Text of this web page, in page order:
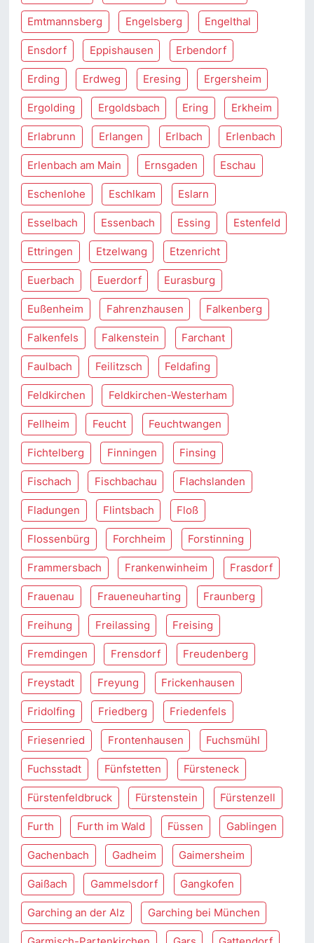
Emtmannsberg Engelsberg Engelthal
Ensdorf Eppishausen Erbendorf
Erding Erdweg Eresing Ergersheim
Ergolding Ergoldsbach Ering Erkheim
Erlabrunn Erlangen Erlbach Erlenbach
Erlenbach am Main Ernsgaden Eschau
Eschenlohe Eschlkam Eslarn
Esselbach Essenbach Essing Estenfeld
Ettringen Etzelwang Etzenricht
Euerbach Euerdorf Eurasburg
Eußenheim Fahrenzhausen Falkenberg
Falkenfels Falkenstein Farchant
Faulbach Feilitzsch Feldafing
Feldkirchen Feldkirchen-Westerham
Fellheim Feucht Feuchtwangen
Fichtelberg Finningen Finsing
Fischach Fischbachau Flachslanden
Fladungen Flintsbach Floß
Flossenbürg Forchheim Forstinning
Frammersbach Frankenwinheim Frasdorf
Frauenau Fraueneuharting Fraunberg
Freihung Freilassing Freising
Fremdingen Frensdorf Freudenberg
Freystadt Freyung Frickenhausen
Fridolfing Friedberg Friedenfels
Friesenried Frontenhausen Fuchsmühl
Fuchsstadt Fünfstetten Fürsteneck
Fürstenfeldbruck Fürstenstein Fürstenzell
Furth Furth im Wald Füssen Gablingen
Gachenbach Gadheim Gaimersheim
Gaißach Gammelsdorf Gangkofen
Garching an der Alz Garching bei München